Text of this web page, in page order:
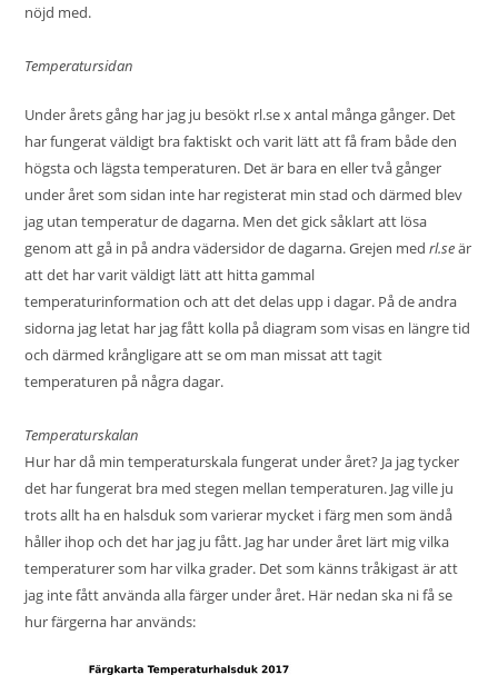
nöjd med.
Temperatursidan
Under årets gång har jag ju besökt rl.sex antal många gånger. Det
har fungerat väldigt bra faktiskt och varit lätt att få fram både den
högsta och lägsta temperaturen. Det är bara en eller två gånger
under året som sidan inte har registerat min stad och därmed blev
jag utan temperatur de dagarna. Men det gick såklart att lösa
genom att gå in på andra vädersidor de dagarna. Grejen medrl.seär
att det har varit väldigt lätt att hitta gammal
temperaturinformation och att det delas upp i dagar. På de andra
sidorna jag letat har jag fått kolla på diagram som visas en längre tid
och därmed krångligare att se om man missat att tagit
temperaturen på några dagar.
Temperaturskalan
Hur har då min temperaturskala fungerat under året? Ja jag tycker
det har fungerat bra med stegen mellan temperaturen. Jag ville ju
trots allt ha en halsduk som varierar mycket i färg men som ändå
håller ihop och det har jag ju fått. Jag har under året lärt mig vilka
temperaturer som har vilka grader. Det som känns tråkigast är att
jag inte fått använda alla färger under året. Här nedan ska ni få se
hur färgerna har används: